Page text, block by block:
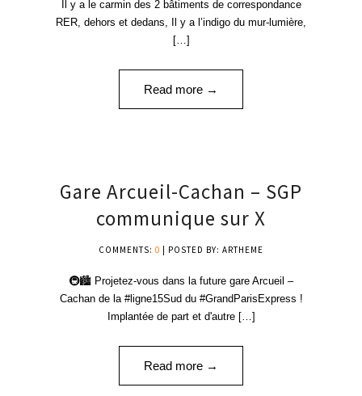
Il y a le carmin des 2 bâtiments de correspondance
RER, dehors et dedans, Il y a l’indigo du mur-lumière,
[…]
Read more →
25
Gare Arcueil-Cachan – SGP
communique sur X
COMMENTS: 0 | POSTED BY: ARTHEME
🚇🏙️ Projetez-vous dans la future gare Arcueil –
Cachan de la #ligne15Sud du #GrandParisExpress !
Implantée de part et d'autre […]
Read more →